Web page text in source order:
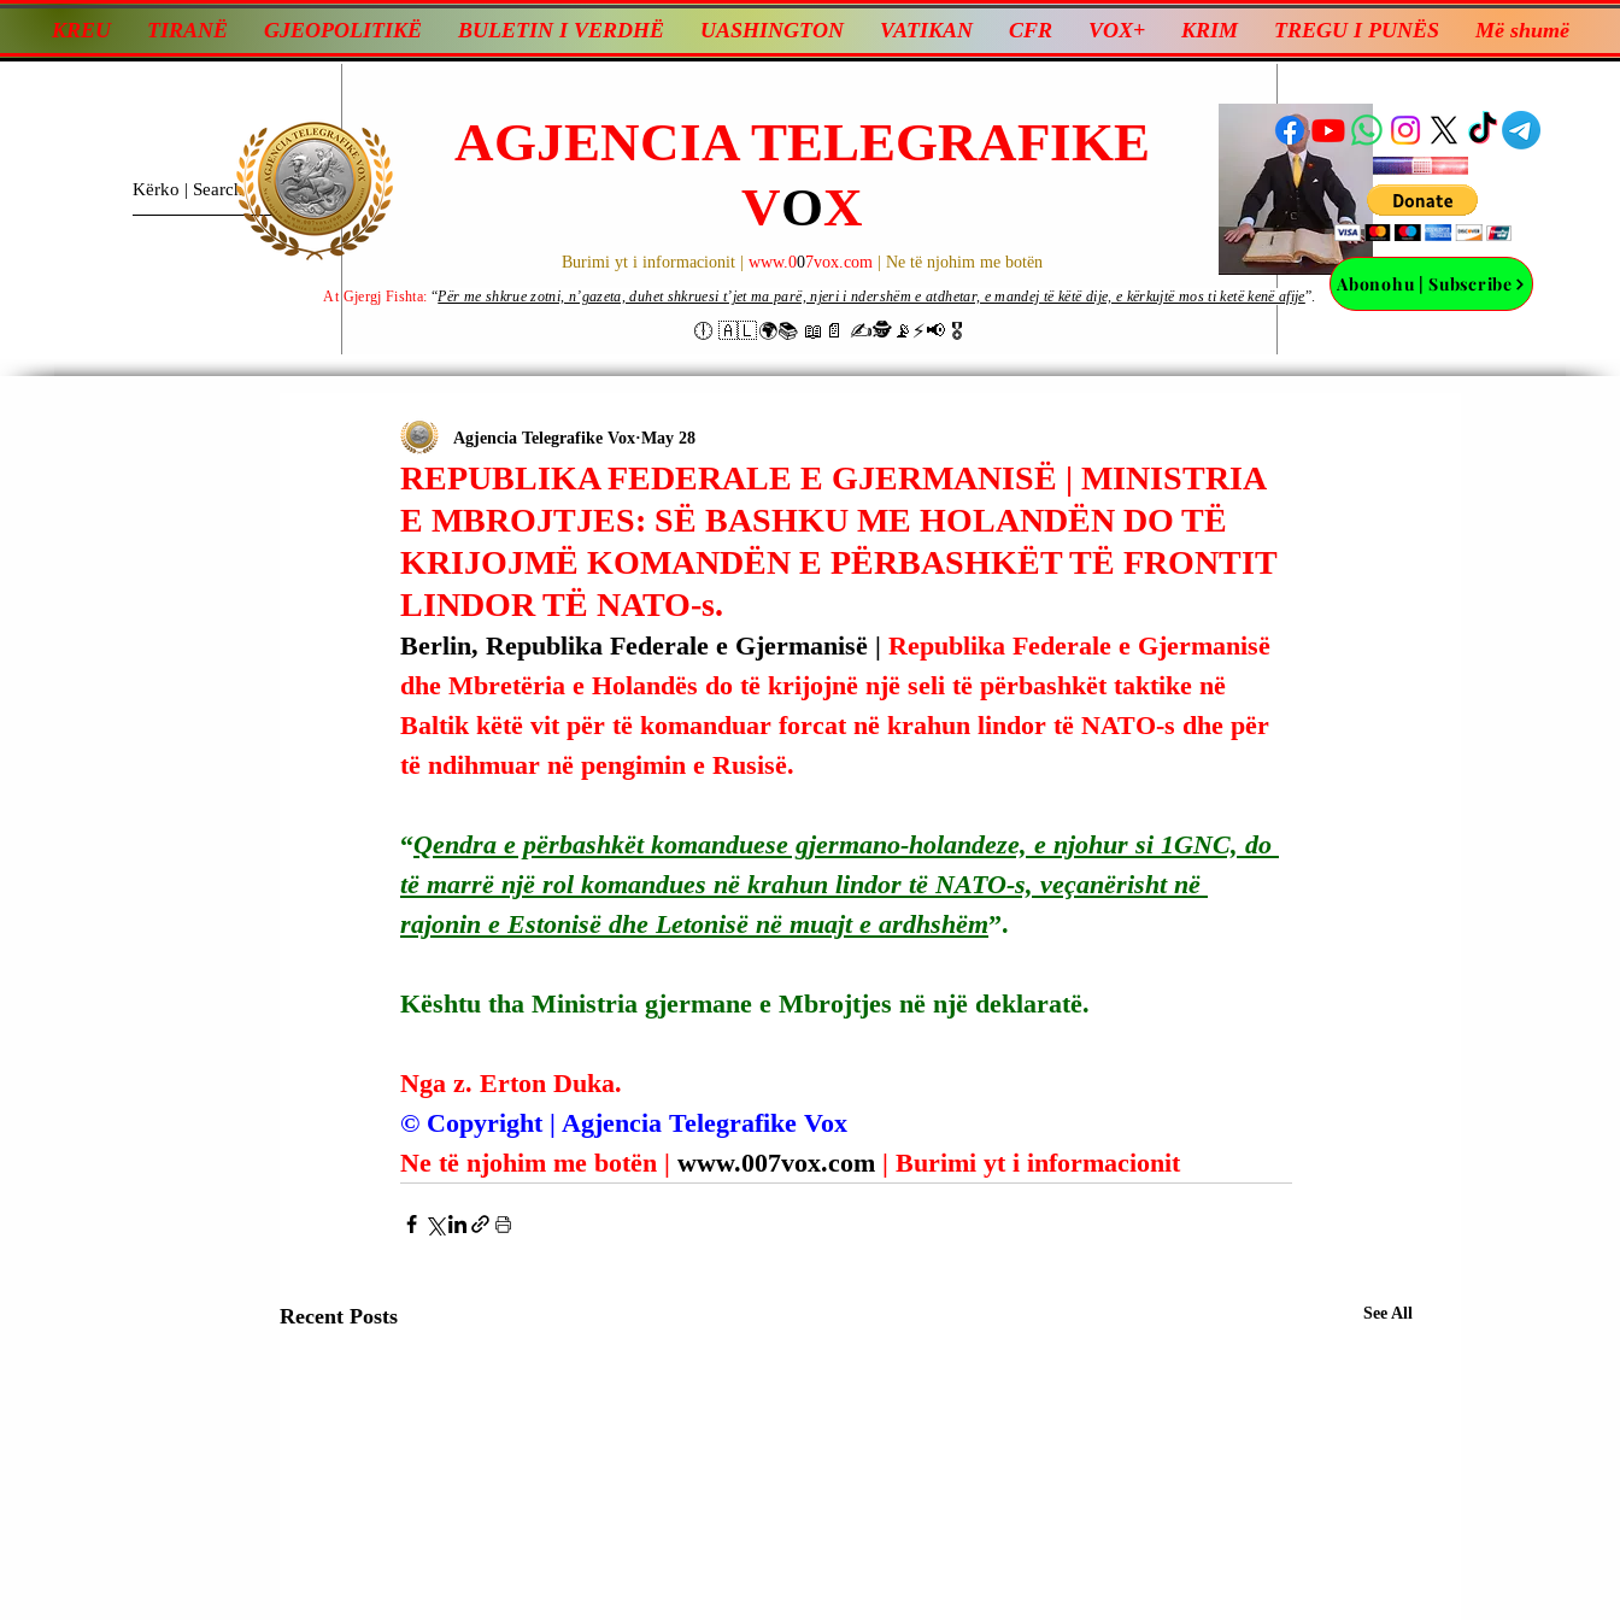
KREU TIRANË GJEOPOLITIKË BULETIN I VERDHË UASHINGTON VATIKAN CFR VOX+ KRIM TREGU I PUNËS Më shumë
AGJENCIA TELEGRAFIKE
VOX
Burimi yt i informacionit | www.007vox.com | Ne të njohim me botën
🕕 🇦🇱🌍📚 📖📄 ✍🕵️📡⚡️📢 🎖
Abonohu | Subscribe
At Gjergj Fishta: “Për me shkrue zotni, n’gazeta, duhet shkruesi t’jet ma parë, njeri i ndershëm e atdhetar, e mandej të këtë dije, e kërkujtë mos ti ketë kenë afije”.
REPUBLIKA FEDERALE E GJERMANISË | MINISTRIA
E MBROJTJES: SË BASHKU ME HOLANDËN DO TË
KRIJOJMË KOMANDËN E PËRBASHKËT TË FRONTIT
LINDOR TË NATO-s.
Agjencia Telegrafike Vox May 28
Berlin, Republika Federale e Gjermanisë | Republika Federale e Gjermanisë
dhe Mbretëria e Holandës do të krijojnë një seli të përbashkët taktike në
Baltik këtë vit për të komanduar forcat në krahun lindor të NATO-s dhe për
të ndihmuar në pengimin e Rusisë.
“Qendra e përbashkët komanduese gjermano-holandeze, e njohur si 1GNC, do
të marrë një rol komandues në krahun lindor të NATO-s, veçanërisht në
rajonin e Estonisë dhe Letonisë në muajt e ardhshëm”.
Kështu tha Ministria gjermane e Mbrojtjes në një deklaratë.
Nga z. Erton Duka.
© Copyright | Agjencia Telegrafike Vox
Ne të njohim me botën | www.007vox.com | Burimi yt i informacionit
Recent Posts See All